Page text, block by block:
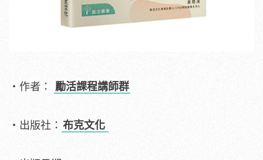
・作者： 勵活課程講師群
・出版社： 布克文化